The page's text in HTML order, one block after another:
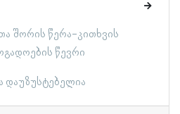
შორის წერა-კითხვის
წევრი
დაუზუსტებელია